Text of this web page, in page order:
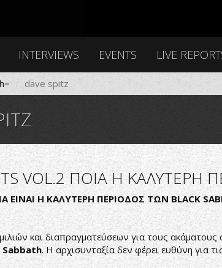
INTERVIEWS EVENTS LIVE
dave spitz
VOL.2 ΠΟΙΑ Η ΚΑΛΥΤΕΡΗ
ΕΙΝΑΙ Η ΚΑΛΥΤΕΡΗ ΠΕΡΙΟΔΟΣ ΤΩΝ BLACK
και διαπραγματεύσεων για τους
Sabbath. Η αρχισυνταξία δεν φέρει ευθύνη για